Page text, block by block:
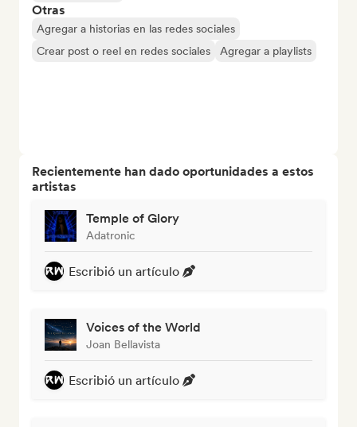
Otras
Agregar a historias en las redes sociales
Crear post o reel en redes sociales
Agregar a playlists
Recientemente han dado oportunidades a estos
artistas
Temple of Glory
Adatronic
Escribió un artículo
Voices of the World
Joan Bellavista
Escribió un artículo